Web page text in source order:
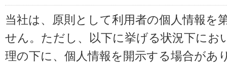
当社は、原則として利用者の個人情報を
せん。ただし、以下に挙げる状況下にお
理の下に、個人情報を開示する場合があ